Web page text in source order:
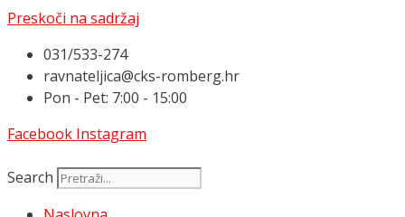
Preskoči na sadržaj
031/533-274
ravnateljica@cks-romberg.hr
Pon - Pet: 7:00 - 15:00
Facebook Instagram
Search